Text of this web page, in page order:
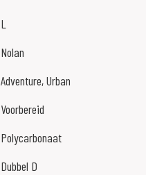
L
Nolan
Adventure, Urban
Voorbereid
Polycarbonaat
Dubbel D